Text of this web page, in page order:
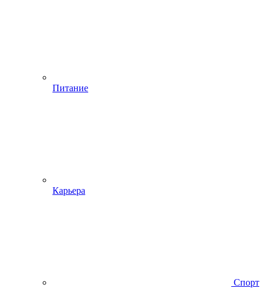
Питание
Карьера
Спорт